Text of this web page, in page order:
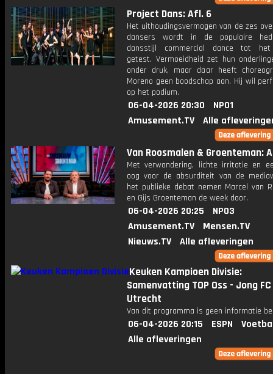
Project Dans: Afl. 6
Het uithoudingsvermogen van de zes
dansers wordt in de populaire
dansstijl commercial dance tot
getest. Vermoeidheid zet hun
onder druk, maar daar heeft
Moreno geen boodschap aan. Hij wil
op het podium.
06-04-2026 20:30
NPO1
Amusement.TV
Alle
Van Roosmalen & Groenteman:
Met verwondering, lichte irritatie en
oog voor de absurditeit van de
het publieke debat nemen Marcel van
en Gijs Groenteman de week door.
06-04-2026 20:25
NPO3
Amusement.TV
Mensen.TV
Nieuws.TV
Alle afleveringen
Keuken Kampioen Divisie:
Samenvatting TOP Oss - Jong FC
Utrecht
Van dit programma is geen informatie
06-04-2026 20:15 ESPN
Alle afleveringen